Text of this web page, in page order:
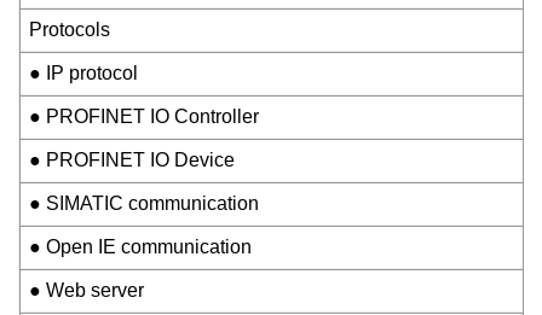
Protocols
● IP protocol
● PROFINET IO Controller
● PROFINET IO Device
● SIMATIC communication
● Open IE communication
● Web server